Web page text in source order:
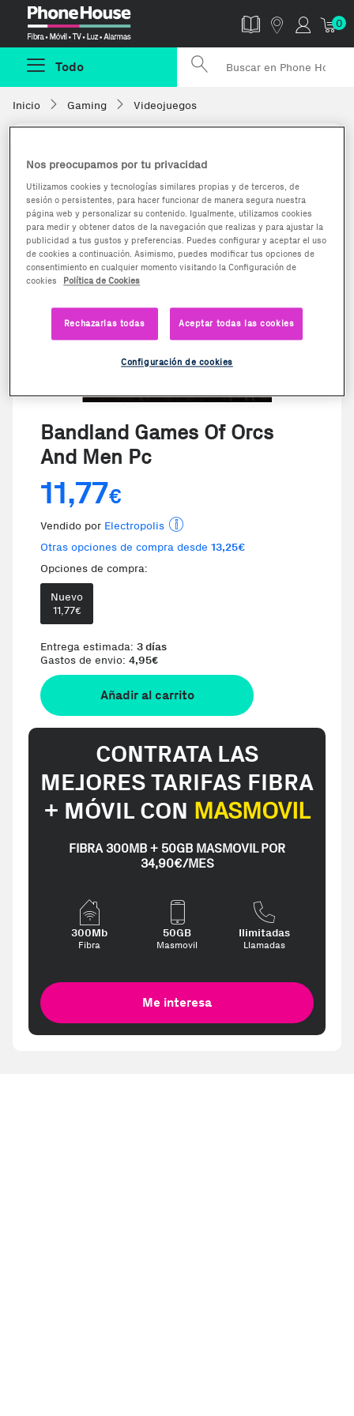
0
Todo
Inicio Gaming Videojuegos
Bandland Games Of Orcs
And Men Pc
11,77€
Vendido por Electropolis
Otras opciones de compra desde 13,25€
Opciones de compra:
Nuevo
11,77€
Entrega estimada: 3 días
Gastos de envio: 4,95€
Añadir al carrito
CONTRATA LAS
MEJORES TARIFAS FIBRA
+ MÓVIL CON MASMOVIL
FIBRA 300MB + 50GB MASMOVIL POR
34,90€/MES
300Mb
Fibra
50GB
Masmovil
Ilimitadas
Llamadas
Me interesa
Nos preocupamos por tu privacidad
Utilizamos cookies y tecnologías similares propias y de terceros, de
sesión o persistentes, para hacer funcionar de manera segura nuestra
página web y personalizar su contenido. Igualmente, utilizamos cookies
para medir y obtener datos de la navegación que realizas y para ajustar la
publicidad a tus gustos y preferencias. Puedes configurar y aceptar el uso
de cookies a continuación. Asimismo, puedes modificar tus opciones de
consentimiento en cualquier momento visitando la Configuración de
cookies
Política de Cookies
Rechazarlas todas Aceptar todas las cookies
Configuración de cookies